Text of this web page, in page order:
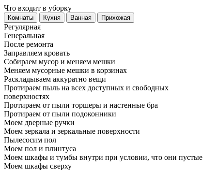
Что входит в уборку
Регу­лярная
Гене­ральная
После ремонта
Заправляем кровать
Собираем мусор и меняем мешки
Меняем мусорные мешки в корзинах
Раскладываем аккуратно вещи
Протираем пыль на всех доступных и свободных
поверхностях
Протираем от пыли торшеры и настенные бра
Протираем от пыли подоконники
Моем дверные ручки
Моем зеркала и зеркальные поверхности
Пылесосим пол
Моем пол и плинтуса
Моем шкафы и тумбы внутри при условии, что они пустые
Моем шкафы сверху